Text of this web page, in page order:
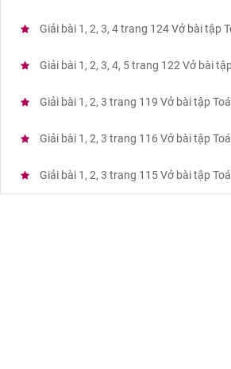
Giải bài 1, 2, 3, 4 trang 124 Vở bài tập
Giải bài 1, 2, 3, 4, 5 trang 122 Vở bài
Giải bài 1, 2, 3 trang 119 Vở bài tập
Giải bài 1, 2, 3 trang 116 Vở bài tập
Giải bài 1, 2, 3 trang 115 Vở bài tập